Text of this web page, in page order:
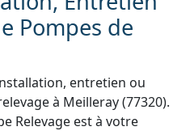
Pompes de
entretien ou
à Meilleray (77320).
Relevage est à votre